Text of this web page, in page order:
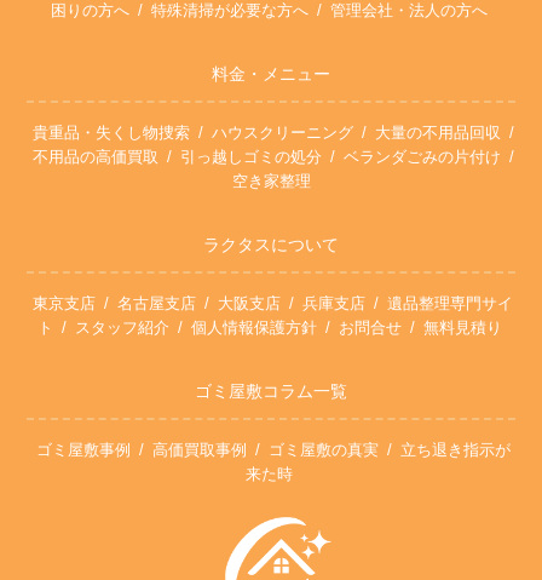
困りの方へ
特殊清掃が必要な方へ 管理会社・法人の方へ
料金・メニュー
貴重品・失くし物捜索 ハウスクリーニング
大量の不用品回収
不用品の高価買取
引っ越しゴミの処分
ベランダごみの片付け
空き家整理
ラクタスについて
東京支店 名古屋支店 大阪支店 兵庫支店
遺品整理専門サイ
ト
スタッフ紹介 個人情報保護方針 お問合せ 無料見積り
ゴミ屋敷コラム一覧
ゴミ屋敷事例 高価買取事例 ゴミ屋敷の真実
立ち退き指示が
来た時